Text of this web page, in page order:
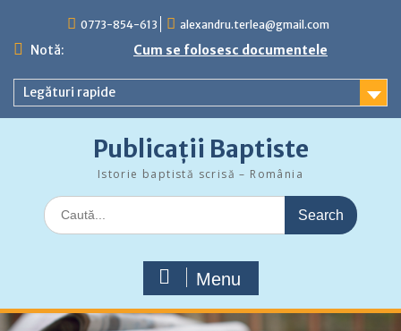
content
0773-854-613 alexandru.terlea@gmail.com
Notă: Cum se folosesc documentele
Legături rapide
Publicații Baptiste
Istorie baptistă scrisă – România
Search
for:
Menu